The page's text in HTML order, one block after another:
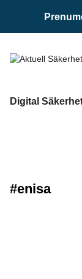
Digital
#enisa